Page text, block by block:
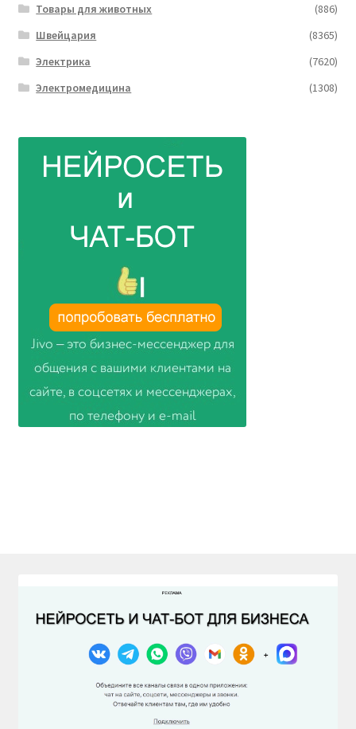
Товары для животных
(886)
Швейцария
(8365)
Электрика
(7620)
Электромедицина
(1308)